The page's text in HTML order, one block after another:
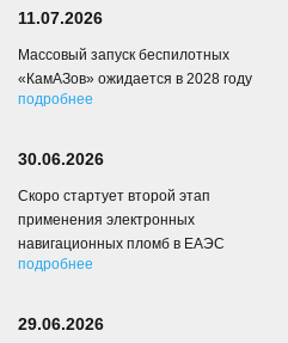
11.07.2026
Массовый запуск беспилотных
«КамАЗов» ожидается в 2028 году
подробнее
30.06.2026
Скоро стартует второй этап
применения электронных
навигационных пломб в ЕАЭС
подробнее
29.06.2026